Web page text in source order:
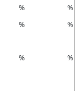
%
%
%
%
% %